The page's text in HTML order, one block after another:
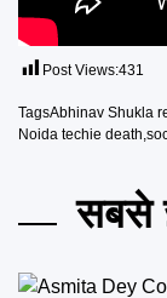
Post Views:431
TagsAbhinav Shukla
Noida techie death,
सबसे